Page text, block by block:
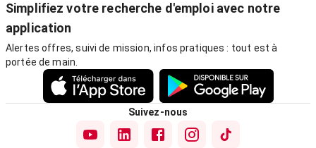
Simplifiez votre recherche d'emploi avec notre
application
Alertes offres, suivi de mission, infos pratiques : tout est à
portée de main.
Suivez-nous